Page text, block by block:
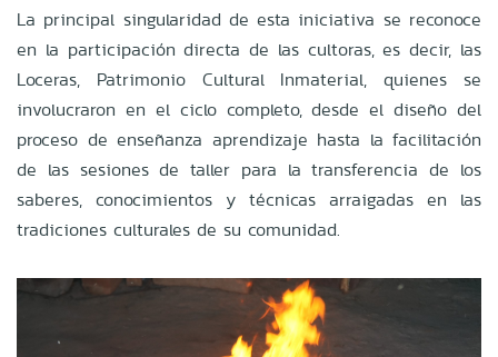
La principal singularidad de esta iniciativa se reconoce
en la participación directa de las cultoras, es decir, las
Loceras, Patrimonio Cultural Inmaterial, quienes se
involucraron en el ciclo completo, desde el diseño del
proceso de enseñanza aprendizaje hasta la facilitación
de las sesiones de taller para la transferencia de los
saberes, conocimientos y técnicas arraigadas en las
tradiciones culturales de su comunidad.